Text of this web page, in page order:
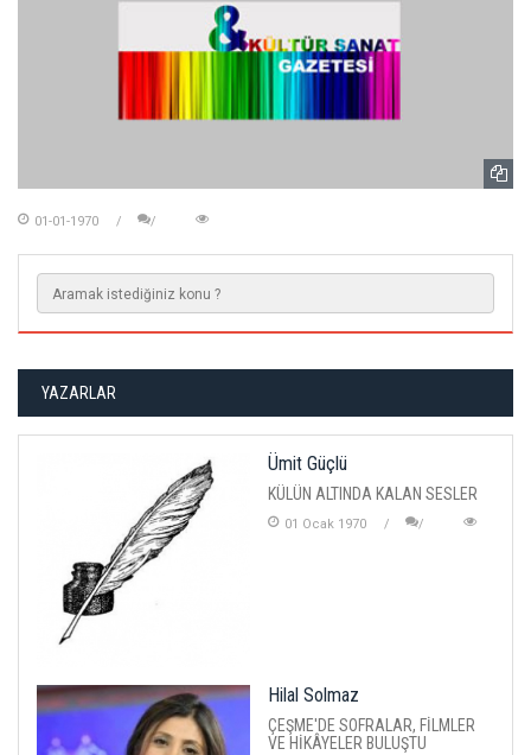
01-01-1970
YAZARLAR
Ümit Güçlü
KÜLÜN ALTINDA KALAN SESLER
01 Ocak 1970
Hilal Solmaz
ÇEŞME'DE SOFRALAR, FİLMLER
VE HİKÂYELER BULUŞTU